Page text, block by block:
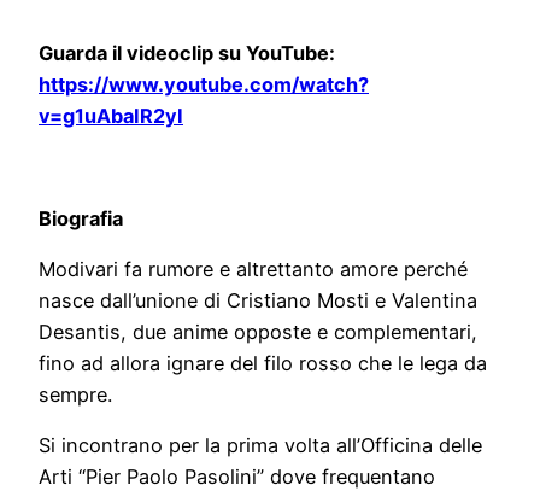
Guarda il videoclip su YouTube:
https://www.youtube.com/watch?
v=g1uAbaIR2yI
Biografia
Modivari fa rumore e altrettanto amore perché
nasce dall’unione di Cristiano Mosti e Valentina
Desantis, due anime opposte e complementari,
fino ad allora ignare del filo rosso che le lega da
sempre.
Si incontrano per la prima volta all’Officina delle
Arti “Pier Paolo Pasolini” dove frequentano